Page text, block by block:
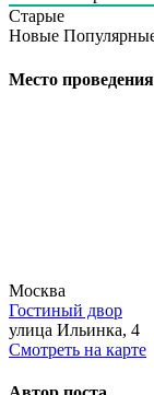
Старые
Новые
Место проведения
Москва
Гостиный двор
улица Ильинка, 4
Смотреть на карте